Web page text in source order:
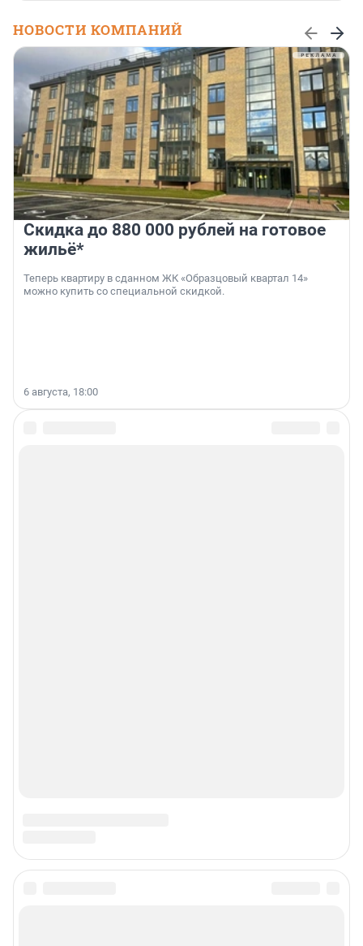
НОВОСТИ КОМПАНИЙ
Скидка до 880 000 рублей на готовое
жильё*
Теперь квартиру в сданном ЖК «Образцовый квартал 14»
можно купить со специальной скидкой.
6 августа, 18:00